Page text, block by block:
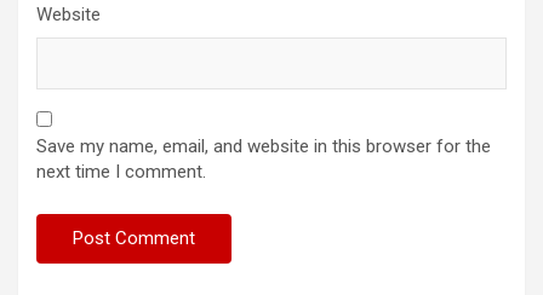
Website
Save my name, email, and website in this browser for the
next time I comment.